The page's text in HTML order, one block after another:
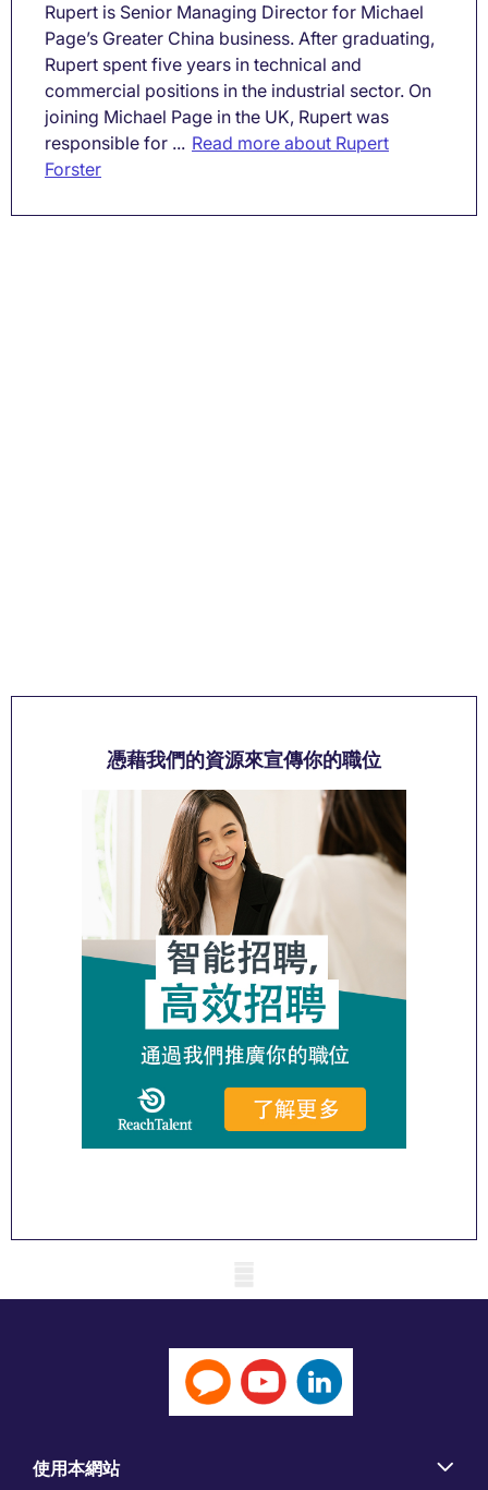
Rupert is Senior Managing Director for Michael
Page’s Greater China business. After graduating,
Rupert spent five years in technical and
commercial positions in the industrial sector. On
joining Michael Page in the UK, Rupert was
responsible for ... Read more about Rupert
Forster
憑藉我們的資源來宣傳你的職位
使用本網站